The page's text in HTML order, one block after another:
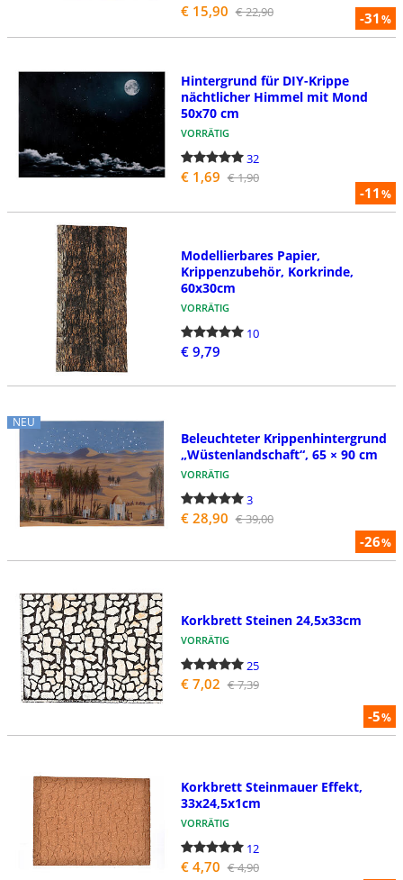
-31%
€ 15,90 € 22,90
-11%
Hintergrund für DIY-Krippe
nächtlicher Himmel mit Mond
50x70 cm
VORRÄTIG
32
€ 1,69 € 1,90
Modellierbares Papier,
Krippenzubehör, Korkrinde,
60x30cm
VORRÄTIG
10
€ 9,79
NEU
-26%
Beleuchteter Krippenhintergrund
„Wüstenlandschaft“, 65 × 90 cm
VORRÄTIG
3
€ 28,90 € 39,00
-5%
Korkbrett Steinen 24,5x33cm
VORRÄTIG
25
€ 7,02 € 7,39
Korkbrett Steinmauer Effekt,
33x24,5x1cm
VORRÄTIG
12
€ 4,70 € 4,90